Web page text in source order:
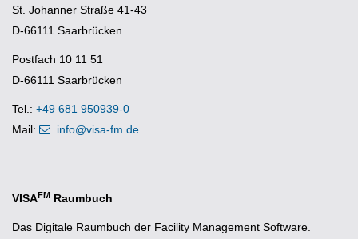
St. Johanner Straße 41-43
D-66111 Saarbrücken
Postfach 10 11 51
D-66111 Saarbrücken
Tel.: +49 681 950939-0
Mail:
info@visa-fm.de
VISAFM Raumbuch
Das Digitale Raumbuch der Facility Management Software.